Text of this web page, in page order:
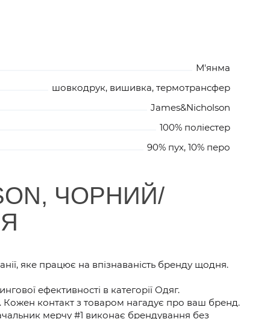
М'янма
шовкодрук, вишивка, термотрансфер
James&Nicholson
100% поліестер
90% пух, 10% перо
ЧОРНИЙ/
яке працює на впізнаваність бренду щодня.
ефективності в категорії Одяг.
Кожен контакт з товаром нагадує про ваш бренд.
мерчу #1 виконає брендування без